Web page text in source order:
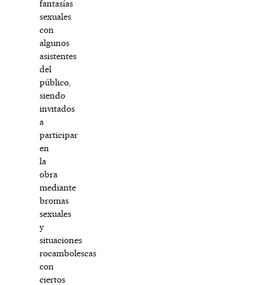
fantasías
sexuales
con
algunos
asistentes
del
público,
siendo
invitados
a
participar
en
la
obra
mediante
bromas
sexuales
y
situaciones
rocambolescas
con
ciertos